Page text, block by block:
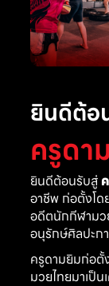
ยินดีต้อ
ครูดา
ยินดีต้อนรับสู่
อาชีพ ก่อตั้งโด
อดีตนักกีฬามว
อนุรักษ์ศิลปะก
ครูดามยิมก่อตั้
มวยไทยมาเป็